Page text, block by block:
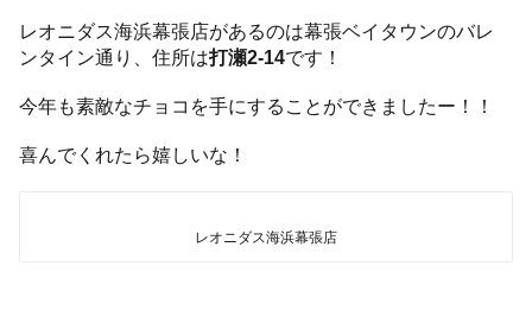
レオニダス海浜幕張店があるのは幕張ベイタウンのバレ
ンタイン通り、住所は打瀬2-14です！
今年も素敵なチョコを手にすることができましたー！！
喜んでくれたら嬉しいな！
レオニダス海浜幕張店